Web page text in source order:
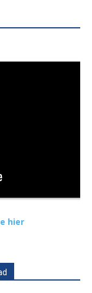
hier